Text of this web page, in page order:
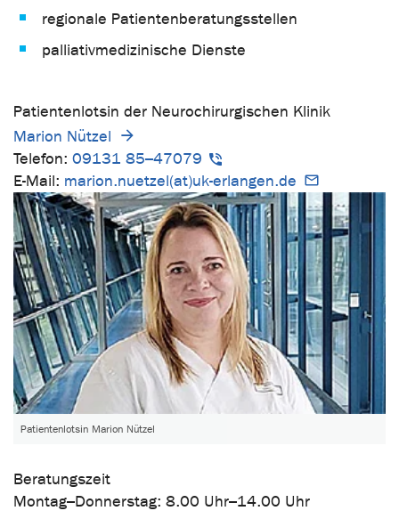
Patientenlotsin Marion Nützel
regionale Patientenberatungsstellen
palliativmedizinische Dienste
Patientenlotsin der Neurochirurgischen Klinik
Marion Nützel
Telefon: 09131 85–47079
E-Mail: marion.nuetzel(at)uk-erlangen.de
Beratungszeit
Montag–Donnerstag: 8.00 Uhr–14.00 Uhr